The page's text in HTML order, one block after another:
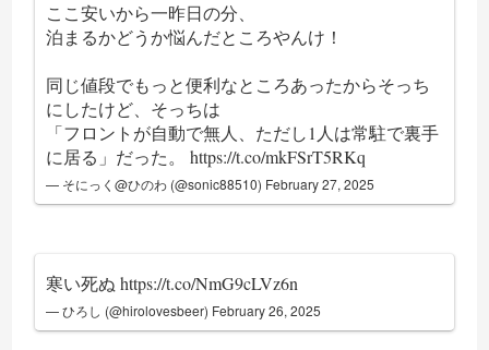
ここ安いから一昨日の分、
泊まるかどうか悩んだところやんけ！
同じ値段でもっと便利なところあったからそっち
にしたけど、そっちは
「フロントが自動で無人、ただし1人は常駐で裏手
に居る」だった。https://t.co/mkFSrT5RKq
— そにっく@ひのわ (@sonic88510) February 27, 2025
寒い死ぬhttps://t.co/NmG9cLVz6n
— ひろし (@hirolovesbeer) February 26, 2025